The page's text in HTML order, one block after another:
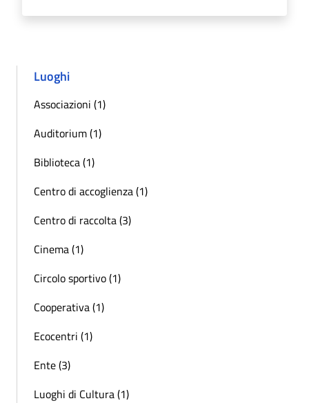
Luoghi
Associazioni (1)
Auditorium (1)
Biblioteca (1)
Centro di accoglienza (1)
Centro di raccolta (3)
Cinema (1)
Circolo sportivo (1)
Cooperativa (1)
Ecocentri (1)
Ente (3)
Luoghi di Cultura (1)